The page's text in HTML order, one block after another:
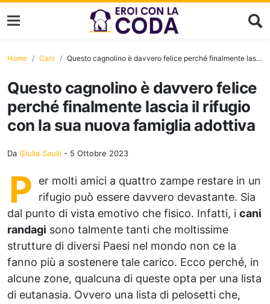
Home Cani Questo cagnolino è davvero felice perché finalmente lascia il rifugio con la sua nuova famiglia adottiva
Questo cagnolino è davvero felice
perché finalmente lascia il rifugio
con la sua nuova famiglia adottiva
Da Giulia Saulli - 5 Ottobre 2023
P
er molti amici a quattro zampe restare in un
rifugio può essere davvero devastante. Sia
dal punto di vista emotivo che fisico. Infatti, i cani
randagi sono talmente tanti che moltissime
strutture di diversi Paesi nel mondo non ce la
fanno più a sostenere tale carico. Ecco perché, in
alcune zone, qualcuna di queste opta per una lista
di eutanasia. Ovvero una lista di pelosetti che,